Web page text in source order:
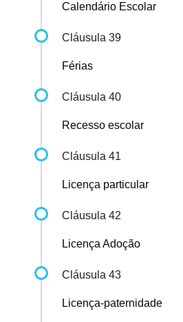
Calendário Escolar
Cláusula 39
Férias
Cláusula 40
Recesso escolar
Cláusula 41
Licença particular
Cláusula 42
Licença Adoção
Cláusula 43
Licença-paternidade